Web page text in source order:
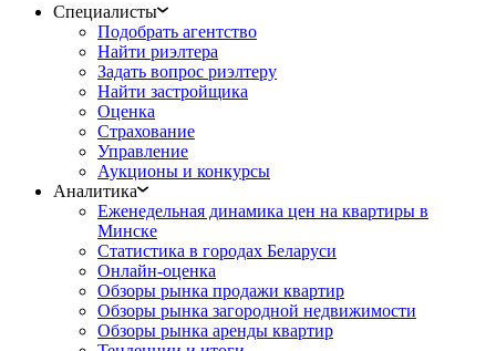
Специалисты
Подобрать агентство
Найти риэлтера
Задать вопрос риэлтеру
Найти застройщика
Оценка
Страхование
Управление
Аукционы и конкурсы
Аналитика
Еженедельная динамика цен на квартиры в
Минске
Статистика в городах Беларуси
Онлайн-оценка
Обзоры рынка продажи квартир
Обзоры рынка загородной недвижимости
Обзоры рынка аренды квартир